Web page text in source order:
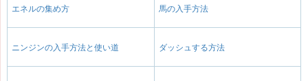
エネルの集め方 馬の入手方法
ニンジンの入手方法と使い道 ダッシュする方法